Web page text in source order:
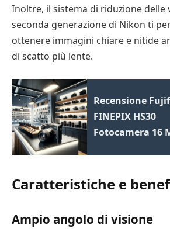
Inoltre, il sistema di riduzione delle
seconda generazione di Nikon ti
ottenere immagini chiare e nitide
di scatto più lente.
Recensione
FINEPIX HS30
Fotocamera 16
Caratteristiche e
Ampio angolo di visione